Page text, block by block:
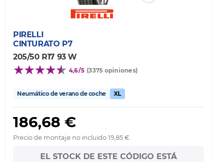
PIRELLI
CINTURATO P7
205/50 R17 93 W
4,6/5 (3375 opiniones)
Neumático de verano de coche XL
186,68 €
Precio de montaje no incluido 19,85 €
EL STOCK DE ESTE CÓDIGO ESTÁ